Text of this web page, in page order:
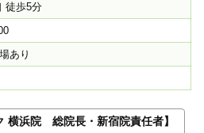
徒歩5分
あり
横浜院 総院長・新宿院責任者】